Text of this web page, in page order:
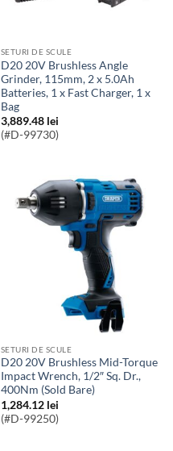
SETURI DE SCULE
D20 20V Brushless Angle
Grinder, 115mm, 2 x 5.0Ah
Batteries, 1 x Fast Charger, 1 x
Bag
3,889.48 lei
(#D-99730)
SETURI DE SCULE
D20 20V Brushless Mid-Torque
Impact Wrench, 1/2″ Sq. Dr.,
400Nm (Sold Bare)
1,284.12 lei
(#D-99250)